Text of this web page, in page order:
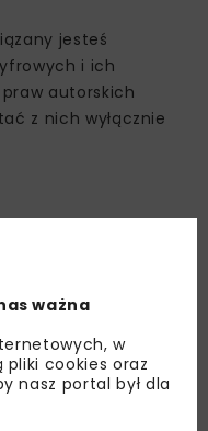
jesteś
i ich
autorskich
z nich wyłącznie
prawidłowo, masz
(ul. Zakopiańska
wadę (możesz
kontaktowe.
reklamacji w ciągu
ważna
w
pliki cookies oraz
nasz portal był dla